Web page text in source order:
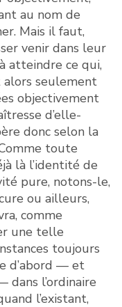
au nom de
Mais il faut,
venir dans leur
atteindre ce qui,
seulement
objectivement
d’elle-
donc selon la
toute
là l’identité de
pure, notons-le,
ou ailleurs,
comme
une telle
toujours
d’abord — et
dans l’ordinaire
l’existant,